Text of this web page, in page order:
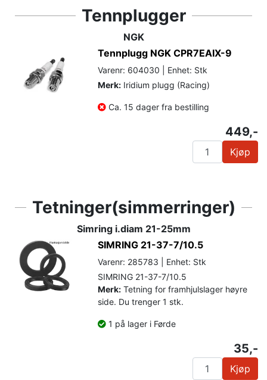
Tennplugger
NGK
Tennplugg NGK CPR7EAIX-9
Varenr: 604030 | Enhet: Stk
Merk: Iridium plugg (Racing)
Ca. 15 dager fra bestilling
449,-
Kjøp
Tetninger(simmerringer)
Simring i.diam 21-25mm
SIMRING 21-37-7/10.5
Varenr: 285783 | Enhet: Stk
SIMRING 21-37-7/10.5
Merk: Tetning for framhjulslager høyre
side. Du trenger 1 stk.
1 på lager i Førde
35,-
Kjøp